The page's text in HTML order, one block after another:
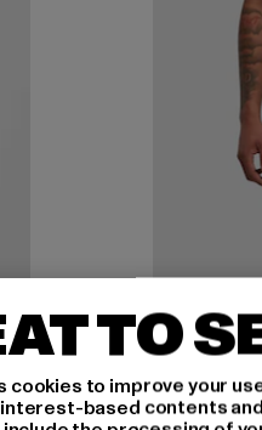
TO
cookies to improve your
based contents